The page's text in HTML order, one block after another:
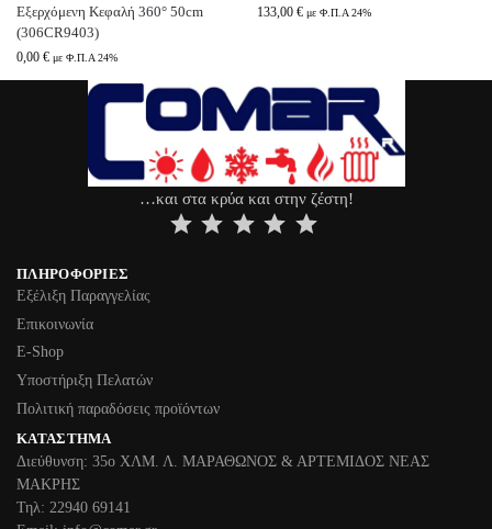
Εξερχόμενη Κεφαλή 360° 50cm
(306CR9403)
0,00 € με Φ.Π.Α 24%
133,00 € με Φ.Π.Α 24%
…και στα κρύα και στην ζέστη!
ΠΛΗΡΟΦΟΡΊΕΣ
Εξέλιξη Παραγγελίας
Επικοινωνία
Ε-Shop
Υποστήριξη Πελατών
Πολιτική παραδόσεις προϊόντων
ΚΑΤΆΣΤΗΜΑ
Διεύθυνση: 35ο ΧΛΜ. Λ. ΜΑΡΑΘΩΝΟΣ & ΑΡΤΕΜΙΔΟΣ ΝΕΑΣ
ΜΑΚΡΗΣ
Τηλ: 22940 69141